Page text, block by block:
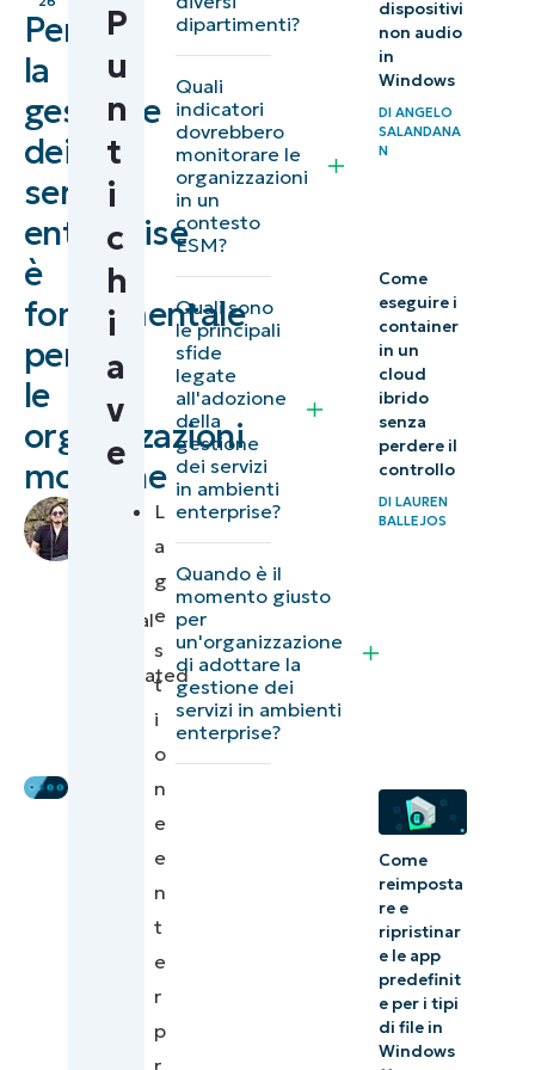
Perché
la
gestione
dei
servizi
enterprise
è
fondamentale
per
le
organizzazioni
moderne
Technical
translated
comporta
la
strategia
gestione
dei servizi
enterprise
Perché le
organizzazioni
hanno
bisogno di un
quadro di
riferimento
ESM
Vantaggi in
termini di
governance
operatività
Migliorare
l’esperienza
dipendenti
Allineare l’ESM
trasformazione
digitale
P
u
n
t
i
c
h
i
a
v
e
L
a
g
e
s
t
i
o
n
e
e
n
t
e
r
p
r
dipartimenti?
Quali
indicatori
dovrebbero
monitorare le
organizzazioni
in un
contesto
ESM?
Quali sono
le principali
sfide
legate
all'adozione
della
gestione
dei servizi
in ambienti
enterprise?
Quando è il
momento giusto
per
un'organizzazione
di adottare la
gestione dei
servizi in ambienti
enterprise?
dispositivi
non audio
in
Windows
DI ANGELO
SALANDANA
N
Come
eseguire i
container
in un
cloud
ibrido
senza
perdere il
controllo
DI LAUREN
BALLEJOS
Come
reimposta
re e
ripristinar
e le app
predefinit
e per i tipi
di file in
Windows